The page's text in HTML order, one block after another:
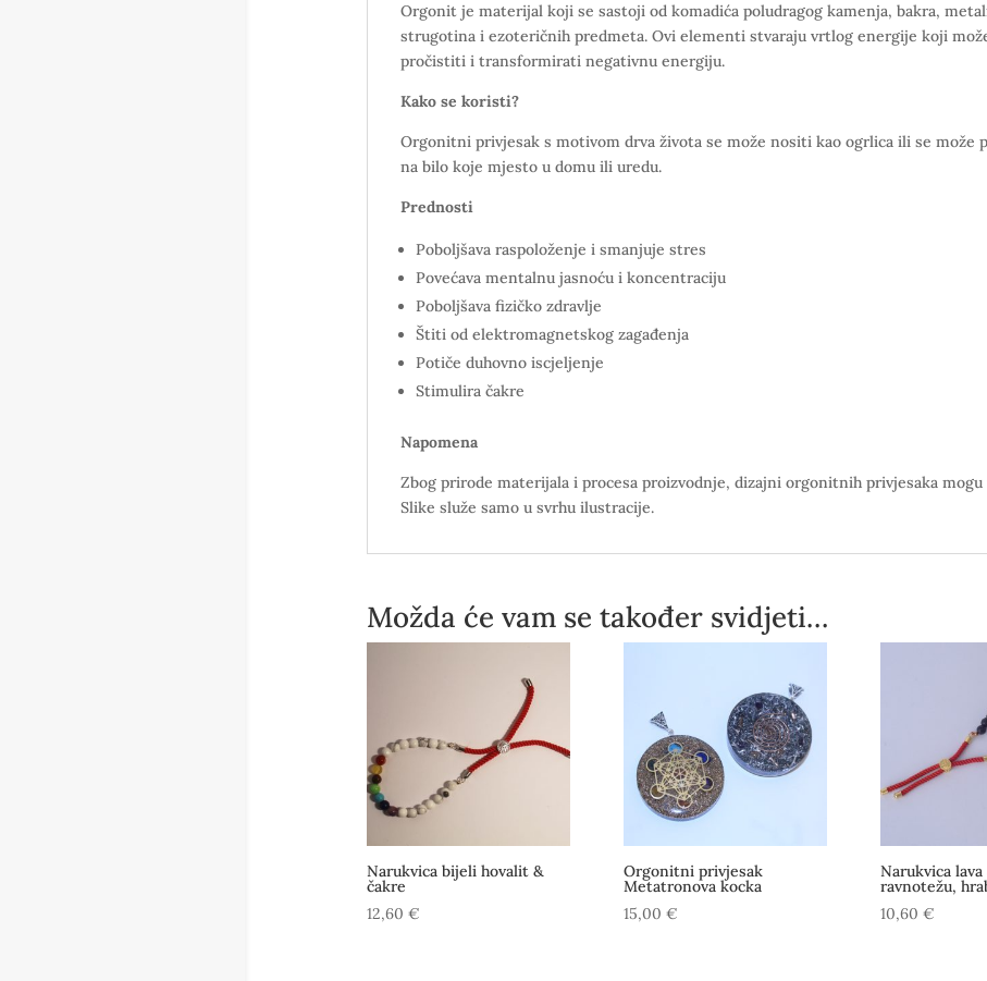
Orgonit je materijal koji se sastoji od komadića poludragog kamenja, bakra,
strugotina i ezoteričnih predmeta. Ovi elementi stvaraju vrtlog energije koji
pročistiti i transformirati negativnu energiju.
Kako se koristi?
Orgonitni privjesak s motivom drva života se može nositi kao ogrlica ili se može
na bilo koje mjesto u domu ili uredu.
Prednosti
Poboljšava raspoloženje i smanjuje stres
Povećava mentalnu jasnoću i koncentraciju
Poboljšava fizičko zdravlje
Štiti od elektromagnetskog zagađenja
Potiče duhovno iscjeljenje
Stimulira čakre
Napomena
Zbog prirode materijala i procesa proizvodnje, dizajni orgonitnih privjesaka
Slike služe samo u svrhu ilustracije.
Možda će vam se također svidjeti…
Narukvica bijeli hovalit &
čakre
12,60 €
Orgonitni privjesak
Metatronova kocka
15,00 €
Narukvica
ravnotežu,
10,60€